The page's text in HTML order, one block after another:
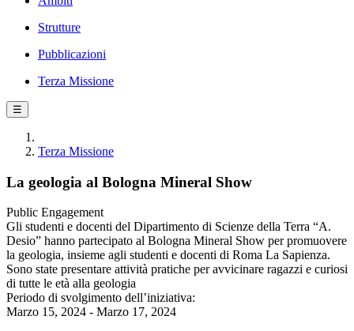
Strutture
Pubblicazioni
Terza Missione
☰
Terza Missione
La geologia al Bologna Mineral Show
Public Engagement
Gli studenti e docenti del Dipartimento di Scienze della Terra “A.
Desio” hanno partecipato al Bologna Mineral Show per promuovere
la geologia, insieme agli studenti e docenti di Roma La Sapienza.
Sono state presentare attività pratiche per avvicinare ragazzi e curiosi
di tutte le età alla geologia
Periodo di svolgimento dell’iniziativa:
Marzo 15, 2024 - Marzo 17, 2024